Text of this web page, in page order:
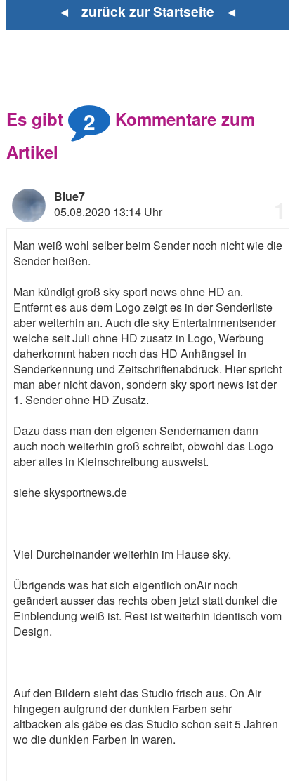
◄ zurück zur Startseite ◄
Es gibt 2
Kommentare zum
Artikel
Blue7
05.08.2020 13:14 Uhr
Man weiß wohl selber beim Sender noch nicht wie die
Sender heißen.
Man kündigt groß sky sport news ohne HD an.
Entfernt es aus dem Logo zeigt es in der Senderliste
aber weiterhin an. Auch die sky Entertainmentsender
welche seit Juli ohne HD zusatz in Logo, Werbung
daherkommt haben noch das HD Anhängsel in
Senderkennung und Zeitschriftenabdruck. Hier spricht
man aber nicht davon, sondern sky sport news ist der
1. Sender ohne HD Zusatz.
Dazu dass man den eigenen Sendernamen dann
auch noch weiterhin groß schreibt, obwohl das Logo
aber alles in Kleinschreibung ausweist.
siehe skysportnews.de
Viel Durcheinander weiterhin im Hause sky.
Übrigends was hat sich eigentlich onAir noch
geändert ausser das rechts oben jetzt statt dunkel die
Einblendung weiß ist. Rest ist weiterhin identisch vom
Design.
Auf den Bildern sieht das Studio frisch aus. On Air
hingegen aufgrund der dunklen Farben sehr
altbacken als gäbe es das Studio schon seit 5 Jahren
wo die dunklen Farben In waren.